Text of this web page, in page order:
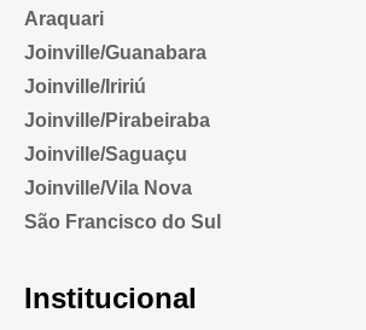
Araquari
Joinville/Guanabara
Joinville/Iririú
Joinville/Pirabeiraba
Joinville/Saguaçu
Joinville/Vila Nova
São Francisco do Sul
Institucional